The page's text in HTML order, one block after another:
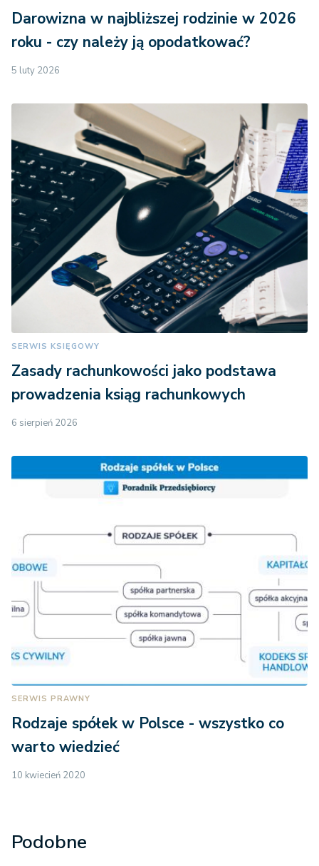
Darowizna w najbliższej rodzinie w 2026
roku - czy należy ją opodatkować?
5 luty 2026
SERWIS KSIĘGOWY
Zasady rachunkowości jako podstawa
prowadzenia ksiąg rachunkowych
6 sierpień 2026
SERWIS PRAWNY
Rodzaje spółek w Polsce - wszystko co
warto wiedzieć
10 kwiecień 2020
Podobne